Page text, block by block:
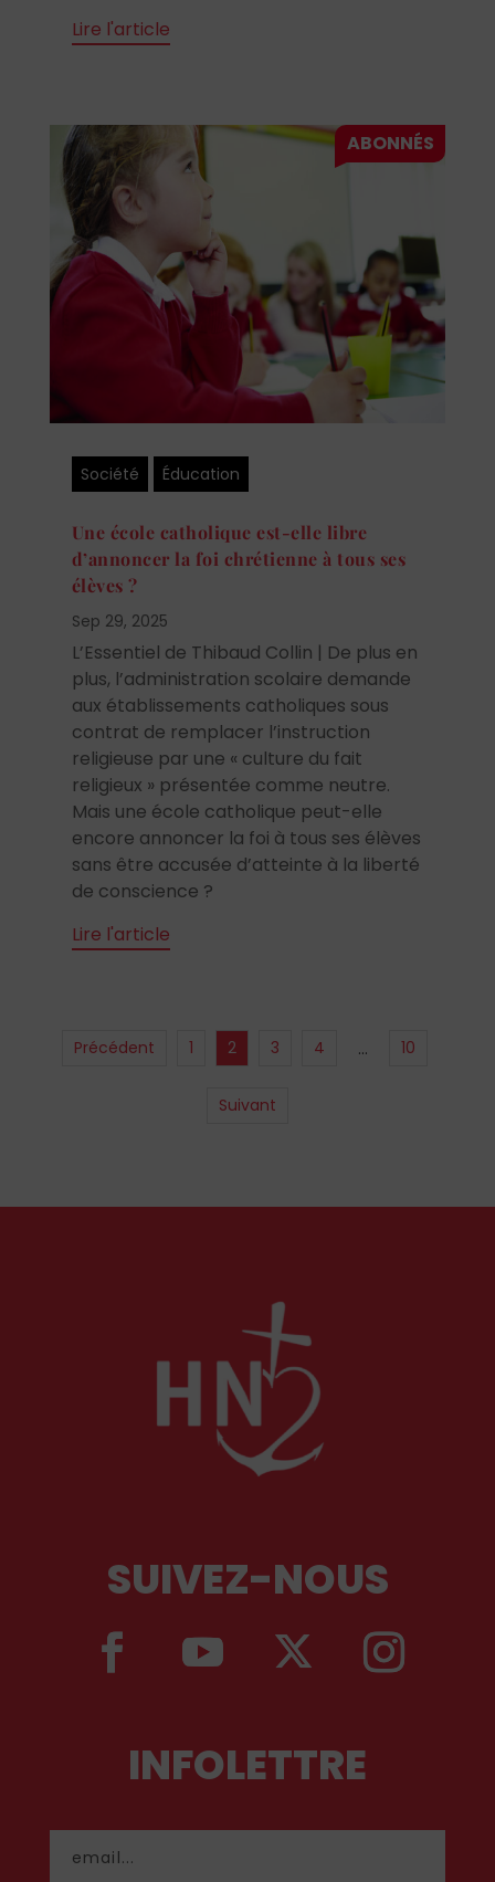
Lire l'article
Société Éducation
Une école catholique est-elle libre
d’annoncer la foi chrétienne à tous ses
élèves ?
Sep 29, 2025
L’Essentiel de Thibaud Collin | De plus en
plus, l’administration scolaire demande
aux établissements catholiques sous
contrat de remplacer l’instruction
religieuse par une « culture du fait
religieux » présentée comme neutre.
Mais une école catholique peut-elle
encore annoncer la foi à tous ses élèves
sans être accusée d’atteinte à la liberté
de conscience ?
Lire l'article
Précédent 1 2 3 4 … 10
Suivant
SUIVEZ-NOUS
INFOLETTRE